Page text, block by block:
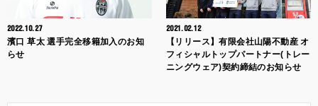
2022.10.27
濱口 草太 選手完全移籍加入のお知
らせ
2021.02.12
【リリース】有限会社山陽不動産 オ
フィシャルトップパートナー(トレー
ニングウェア)契約締結のお知らせ